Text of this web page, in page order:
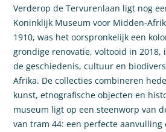
Verderop de Tervurenlaan ligt nog
Koninklijk Museum voor Midden-
1910, was het oorspronkelijk een
grondige renovatie, voltooid in 2018,
de geschiedenis, cultuur en
Afrika. De collecties combineren
kunst, etnografische objecten en
museum ligt op een steenworp van
van tram 44: een perfecte aanvulling